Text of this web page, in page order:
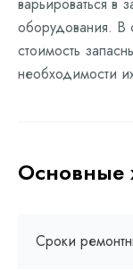
оборудования. В
стоимость
необходимости
Основные
Сроки